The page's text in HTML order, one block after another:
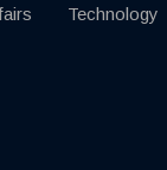
Technology